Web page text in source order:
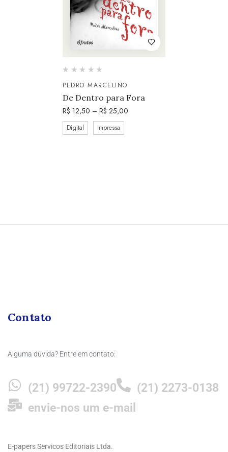
PEDRO MARCELINO
De Dentro para Fora
R$ 12,50 – R$ 25,00
Digital Impressa
Contato
Alguma dúvida? Entre em contato:
(21) 99722-2390
(21) 2273-0138
envie-nos um e-mail
E-papers Servicos Editoriais Ltda.